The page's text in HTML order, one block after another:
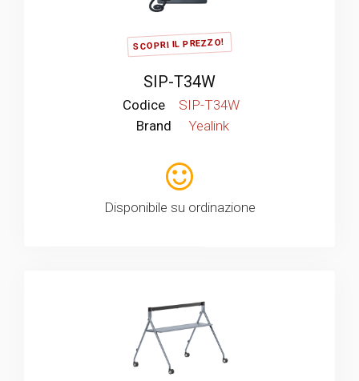
SCOPRI IL PREZZO!
SIP-T34W
Codice
SIP-T34W
Brand
Yealink
Disponibile su ordinazione